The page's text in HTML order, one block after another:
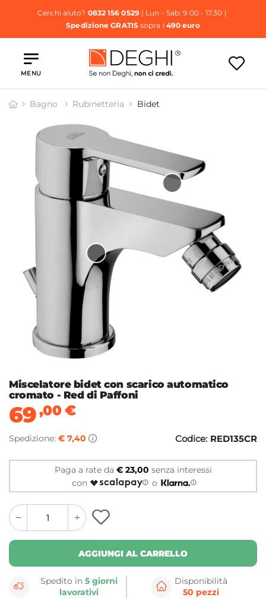
Cerchi aiuto? 0832 156 0529| Lun - Sab: 9.00 - 17.30 |
Spedizione GRATISsopra i 490 euro
MENU
Bagno Rubinetteria Bidet
Miscelatore bidet con scarico automatico
cromato - Red di Paffoni
69,00€
Spedizione: € 7,40 Codice: RED135CR
Paga a rate da € 23,00 senza interessi
con
o
quantity
button
quantity
minus
button
AGGIUNGI AL CARRELLO
Spedito in5 giorni
lavorativi
Disponibilità
50 pezzi